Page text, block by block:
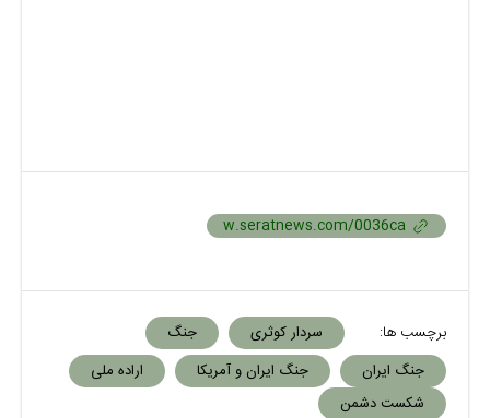
برچسب ها: سردار کوثری
جنگ
جنگ ایران
جنگ ایران و آمریکا
اراده ملی
شکست دشمن